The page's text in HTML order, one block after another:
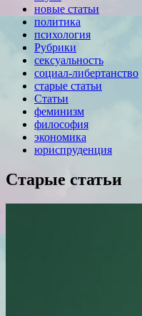
новые статьи
политика
психология
Рубрики
сексуальность
социал-либертанство
старые статьи
Статьи
феминизм
философия
экономика
юриспруденция
Старые статьи